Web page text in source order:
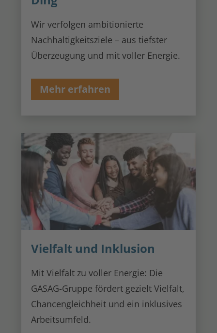
Wir verfolgen ambitionierte
Nachhaltigkeitsziele – aus tiefster
Überzeugung und mit voller Energie.
Mehr erfahren
Vielfalt und Inklusion
Mit Vielfalt zu voller Energie: Die
GASAG-Gruppe fördert gezielt Vielfalt,
Chancengleichheit und ein inklusives
Arbeitsumfeld.